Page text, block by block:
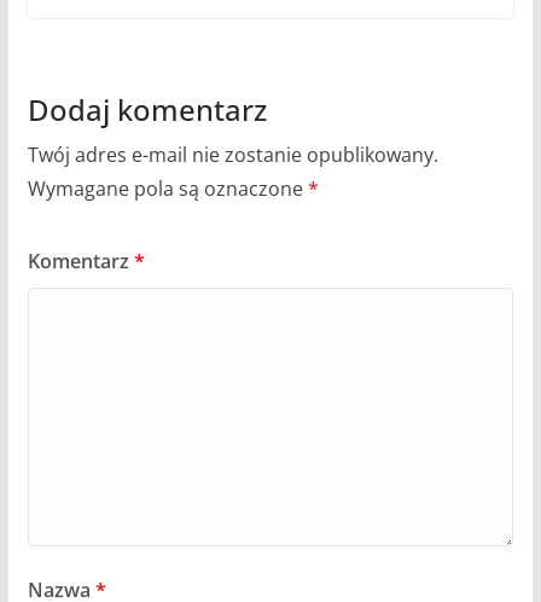
Dodaj komentarz
Twój adres e-mail nie zostanie opublikowany.
Wymagane pola są oznaczone*
Komentarz *
Nazwa *